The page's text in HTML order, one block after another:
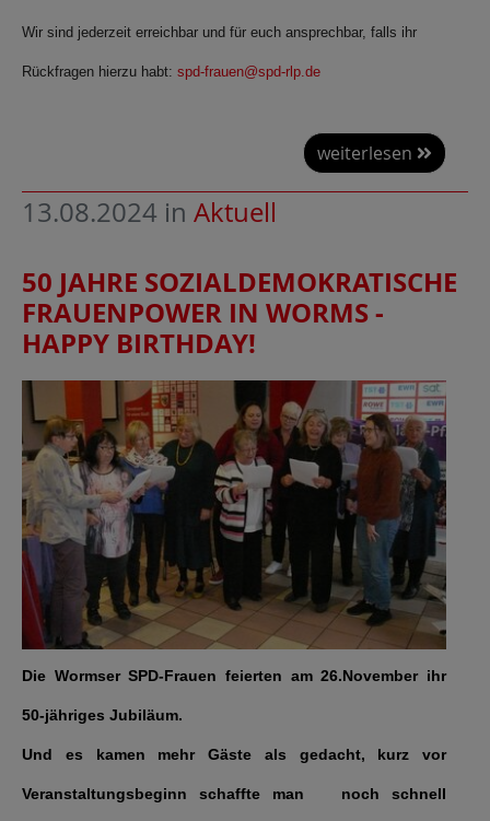
Wir sind jederzeit erreichbar und für euch ansprechbar, falls ihr
Rückfragen hierzu habt: spd-frauen@spd-rlp.de
weiterlesen
13.08.2024 in Aktuell
50 JAHRE SOZIALDEMOKRATISCHE
FRAUENPOWER IN WORMS -
HAPPY BIRTHDAY!
Die Wormser SPD-Frauen feierten am 26.November ihr
50-jähriges Jubiläum.
Und es kamen mehr Gäste als gedacht, kurz vor
Veranstaltungsbeginn schaffte man noch schnell